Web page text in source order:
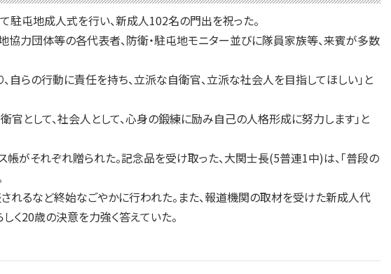
屯地成人式を行い、新成人102名の門出を祝った。
力団体等の各代表者、防衛・駐屯地モニター並びに隊員家族等、来賓が多数
らの行動に責任を持ち、立派な自衛官、立派な社会人を目指してほしい」と
として、社会人として、心身の鍛練に励み自己の人格形成に努力します」と
帳がそれぞれ贈られた。記念品を受け取った、大関士長(5普連1中)は、「普段の
るなど終始なごやかに行われた。また、報道機関の取材を受けた新成人代
く20歳の決意を力強く答えていた。